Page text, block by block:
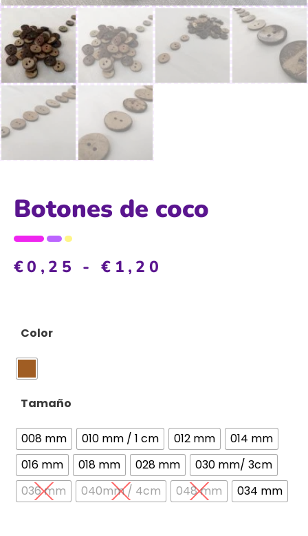
Botones de coco
€0,25 - € 1,20
Color
Tamaño
008 mm 010 mm / 1 cm 012 mm
014 mm
016 mm
018 mm 028 mm
030 mm/ 3cm
036 mm
040mm / 4cm 048 mm 034 mm